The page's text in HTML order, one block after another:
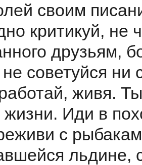
своим
критикуй, не
друзьям,
советуйся ни
живя.
жизни. Иди в
с
льдине,